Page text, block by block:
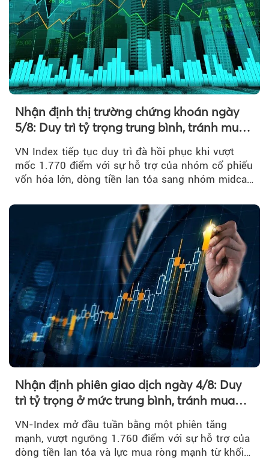
Nhận định thị trường chứng khoán ngày
5/8: Duy trì tỷ trọng trung bình, tránh mua
VN Index tiếp tục duy trì đà hồi phục khi vượt
mốc 1.770 điểm với sự hỗ trợ của nhóm cổ phiếu
vốn hóa lớn, dòng tiền lan tỏa sang nhóm midcap
Nhận định phiên giao dịch ngày 4/8: Duy
trì tỷ trọng ở mức trung bình, tránh mua
VN-Index mở đầu tuần bằng một phiên tăng
mạnh, vượt ngưỡng 1.760 điểm với sự hỗ trợ của
dòng tiền lan tỏa và lực mua ròng mạnh từ khối